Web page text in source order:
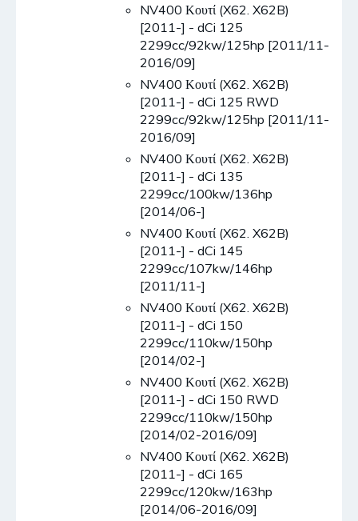
NV400 Κουτί (X62. X62B)
[2011-] - dCi 125
2299cc/92kw/125hp [2011/11-
2016/09]
NV400 Κουτί (X62. X62B)
[2011-] - dCi 125 RWD
2299cc/92kw/125hp [2011/11-
2016/09]
NV400 Κουτί (X62. X62B)
[2011-] - dCi 135
2299cc/100kw/136hp
[2014/06-]
NV400 Κουτί (X62. X62B)
[2011-] - dCi 145
2299cc/107kw/146hp
[2011/11-]
NV400 Κουτί (X62. X62B)
[2011-] - dCi 150
2299cc/110kw/150hp
[2014/02-]
NV400 Κουτί (X62. X62B)
[2011-] - dCi 150 RWD
2299cc/110kw/150hp
[2014/02-2016/09]
NV400 Κουτί (X62. X62B)
[2011-] - dCi 165
2299cc/120kw/163hp
[2014/06-2016/09]